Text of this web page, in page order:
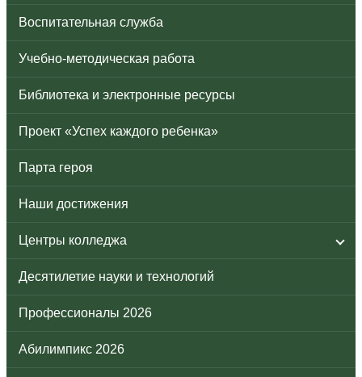
Воспитательная служба
Учебно-методическая работа
Библиотека и электронные ресурсы
Проект «Успех каждого ребенка»
Парта героя
Наши достижения
Центры колледжа
Десятилетие науки и технологий
Профессионалы 2026
Абилимпикс 2026